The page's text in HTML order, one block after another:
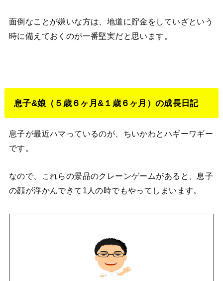
面倒なことが嫌いな方は、地道に貯金をしていざという
時に備えておくのが一番堅実だと思います。
息子&娘（５歳６ヶ月&１歳６ヶ月）の成長日記
息子が最近ハマっているのが、ちいかわとハギーワギー
です。
なので、これらの景品のクレーンゲームがあると、息子
の顔が浮かんできて1人の時でもやってしまいます。